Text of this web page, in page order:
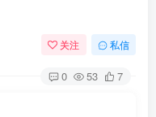
关注 私信
0 53 7